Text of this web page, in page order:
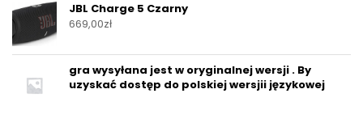
JBL Charge 5 Czarny
669,00zł
gra wysyłana jest w oryginalnej wersji . By
uzyskać dostęp do polskiej wersjii językowej